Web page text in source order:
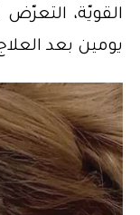
القويّة،
يومين بعد